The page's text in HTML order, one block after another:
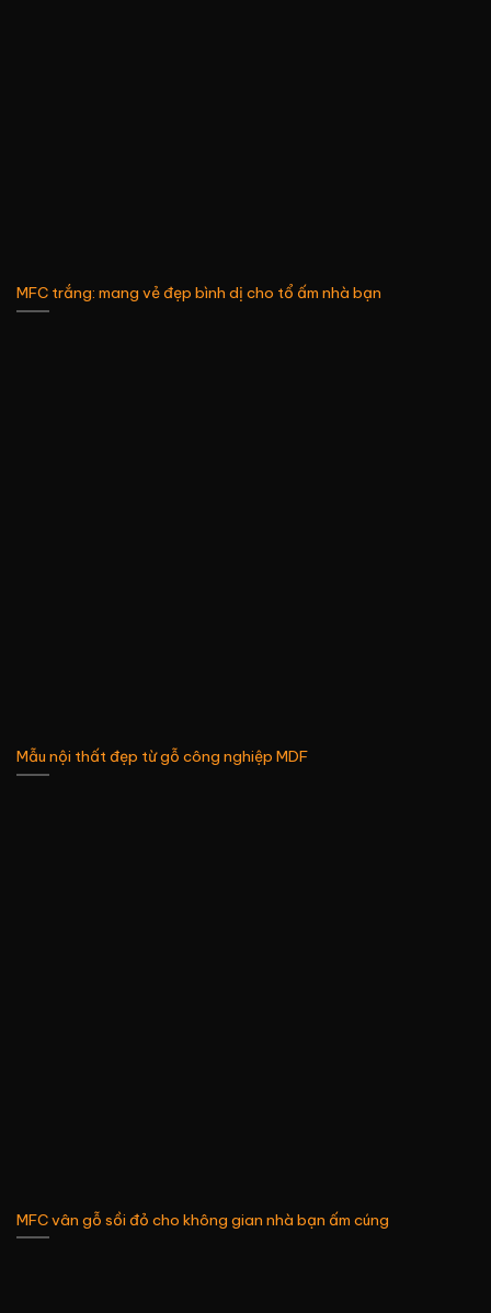
MFC trắng: mang vẻ đẹp bình dị cho tổ ấm nhà bạn
Mẫu nội thất đẹp từ gỗ công nghiệp MDF
MFC vân gỗ sồi đỏ cho không gian nhà bạn ấm cúng